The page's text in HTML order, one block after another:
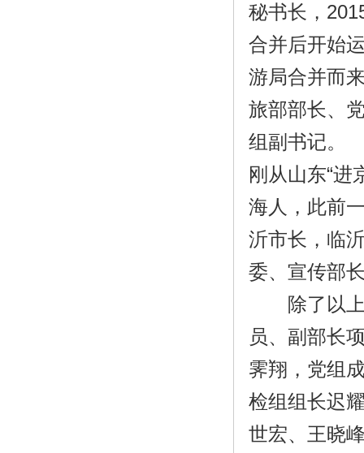
秘书长，
合并后开始
游局合并而
旅部部长、
组副书记。
刚从山东“进
海人，此前
沂市长，临
委、宣传部
除了以上
员、副部长
霁翔，党组
检组组长迟
世宏、王晓